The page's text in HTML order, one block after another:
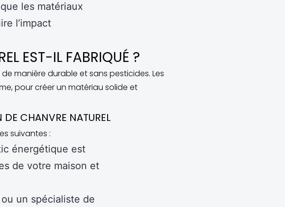
les matériaux
l’impact
EST-IL FABRIQUÉ ?
manière durable et sans pesticides. Les
pour créer un matériau solide et
DE CHANVRE NATUREL
suivantes :
énergétique est
de votre maison et
un spécialiste de